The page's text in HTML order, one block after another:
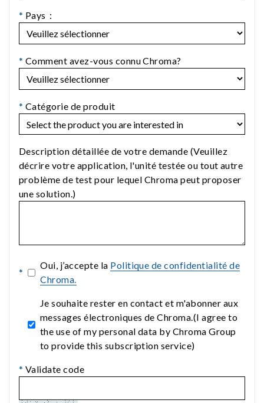
* Pays：
* Comment avez-vous connu Chroma?
* Catégorie de produit
Description détaillée de votre demande (Veuillez
décrire votre application, l'unité testée ou tout autre
problème de test pour lequel Chroma peut proposer
une solution.)
*
Oui, j’accepte la Politique de confidentialité de
Chroma.
Je souhaite rester en contact et m'abonner aux
messages électroniques de Chroma.(I agree to
the use of my personal data by Chroma Group
to provide this subscription service)
* Validate code